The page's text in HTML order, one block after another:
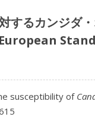
するカンジダ
susceptibility of